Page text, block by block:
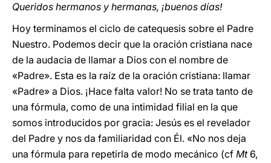
Queridos hermanos y hermanas, ¡buenos días!
Hoy terminamos el ciclo de catequesis sobre el Padre
Nuestro. Podemos decir que la oración cristiana nace
de la audacia de llamar a Dios con el nombre de
«Padre». Esta es la raíz de la oración cristiana: llamar
«Padre» a Dios. ¡Hace falta valor! No se trata tanto de
una fórmula, como de una intimidad filial en la que
somos introducidos por gracia: Jesús es el revelador
del Padre y nos da familiaridad con Él. «No nos deja
una fórmula para repetirla de modo mecánico (cf Mt6,